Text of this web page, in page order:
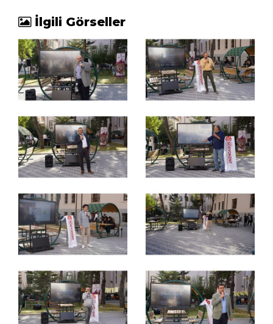
İlgili Görseller